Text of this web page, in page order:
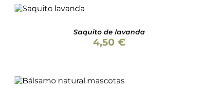
con5.00de 5
AÑADIR AL
CARRITO
Saquito de lavanda
4,50 €
Valorado
SELECCIONAR OPCIONES